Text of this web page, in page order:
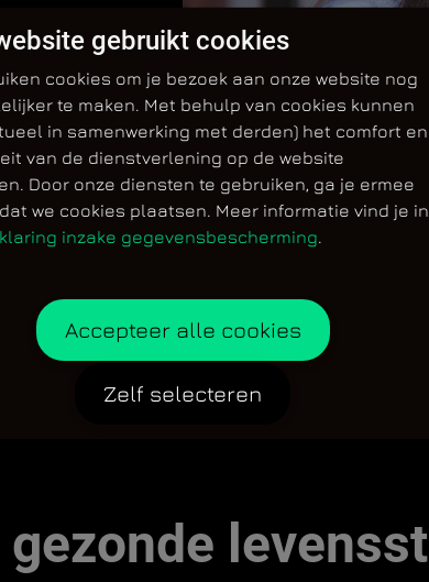
gebruikt cookies
cookies om je bezoek aan onze website nog
te maken. Met behulp van cookies kunnen
in samenwerking met derden) het comfort en
van de dienstverlening op de website
Door onze diensten te gebruiken, ga je ermee
we cookies plaatsen. Meer informatie vind je in
inzake gegevensbescherming
Accepteer alle cookies
Zelf selecteren
gezonde